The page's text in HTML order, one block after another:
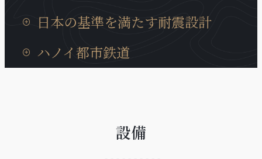
近くには多くの日系企業も、キムマー通り、ダオタ
ン通りに集まっています。また、周辺には多様な商
宅街にも近いロケーションです。
日本の基準を満たす耐震設計
ハノイの建造物では非常にめずらいい耐震構造のビ
ルディングで、安心に宿泊できます。
ハノイ都市鉄道
V-Towerの近くにはCauGiay駅があり、3号線の完
設備